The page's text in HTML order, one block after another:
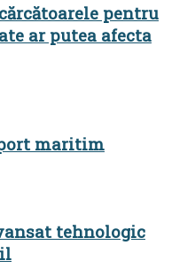
pentru
ar putea afecta
maritim
tehnologic